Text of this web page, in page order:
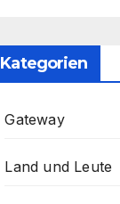
Kategorien
Gateway
Land und Leute